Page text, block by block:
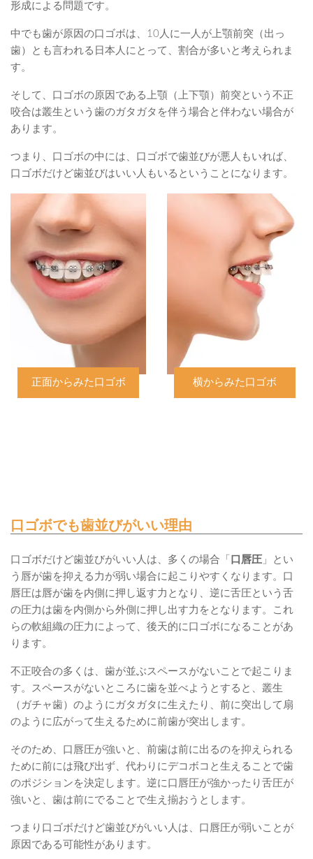
形成による問題です。
中でも歯が原因の口ゴボは、10人に一人が上顎前突（出っ
歯）とも言われる日本人にとって、割合が多いと考えられま
す。
そして、口ゴボの原因である上顎（上下顎）前突という不正
咬合は叢生という歯のガタガタを伴う場合と伴わない場合が
あります。
つまり、口ゴボの中には、口ゴボで歯並びが悪人もいれば、
口ゴボだけど歯並びはいい人もいるということになります。
正面からみた口ゴボ 横からみた口ゴボ
口ゴボでも歯並びがいい理由
口ゴボだけど歯並びがいい人は、多くの場合「 口唇圧 」とい
う唇が歯を抑える力が弱い場合に起こりやすくなります。口
唇圧は唇が歯を内側に押し返す力となり、逆に舌圧という舌
の圧力は歯を内側から外側に押し出す力をとなります。これ
らの軟組織の圧力によって、後天的に口ゴボになることがあ
ります。
不正咬合の多くは、歯が並ぶスペースがないことで起こりま
す。スペースがないところに歯を並べようとすると、叢生
（ガチャ歯）のようにガタガタに生えたり、前に突出して扇
のように広がって生えるために前歯が突出します。
そのため、口唇圧が強いと、前歯は前に出るのを抑えられる
ために前には飛び出ず、代わりにデコボコと生えることで歯
のポジションを決定します。逆に口唇圧が強かったり舌圧が
強いと、歯は前にでることで生え揃おうとします。
つまり口ゴボだけど歯並びがいい人は、口唇圧が弱いことが
原因である可能性があります。